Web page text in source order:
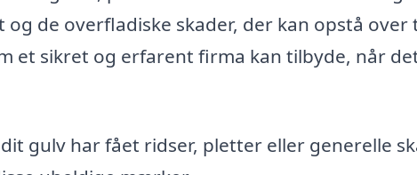
de overfladiske skader, der kan opstå over
et sikret og erfarent firma kan tilbyde, når
dit gulv har fået ridser, pletter eller generelle